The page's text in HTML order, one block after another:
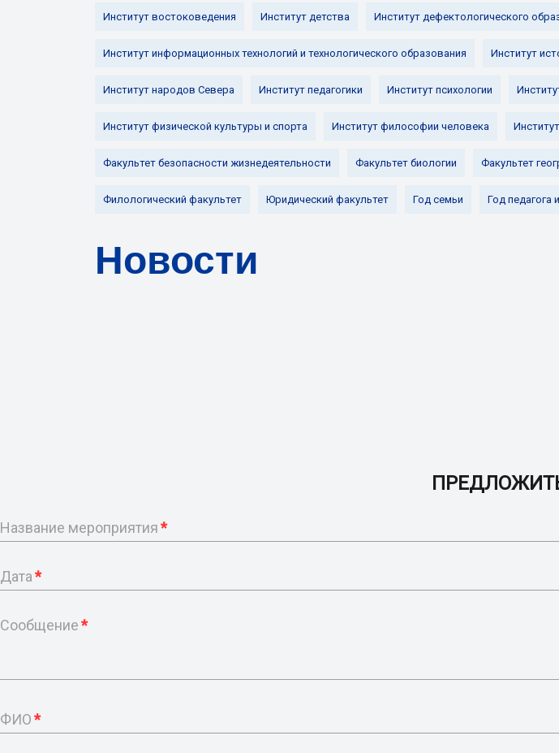
Институт востоковедения Институт детства Институт дефектологического
Институт информационных технологий и технологического образования Институт
Институт народов Севера Институт педагогики Институт психологии
Институт физической культуры и спорта Институт философии человека
Факультет безопасности жизнедеятельности Факультет биологии Факультет
Филологический факультет Юридический факультет Год семьи Год педагога
Новости
Название мероприятия*
Дата*
Сообщение*
ФИО*